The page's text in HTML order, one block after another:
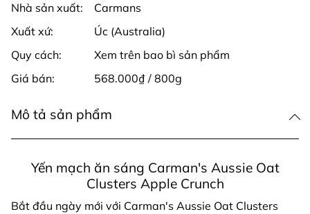
Nhà sản xuất:
Carmans
Xuất xứ:
Úc (Australia)
Quy cách:
Xem trên bao bì sản phẩm
Giá bán:
568.000₫ / 800g
Mô tả sản phẩm
Yến mạch ăn sáng Carman's Aussie Oat
Clusters Apple Crunch
Bắt đầu ngày mới với Carman's Aussie Oat Clusters